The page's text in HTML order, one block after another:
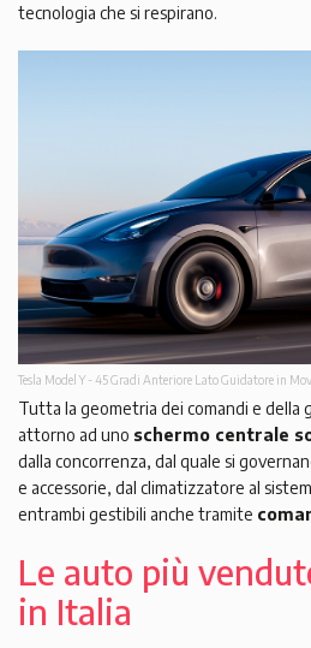
tecnologia che si respirano.
Tesla Model Y - 45 Gradi Anteriore Lato Guidatore in
Tutta la geometria dei comandi e della
attorno ad uno schermo centrale
dalla concorrenza, dal quale si
e accessorie, dal climatizzatore al
entrambi gestibili anche tramite
Le auto più
in Italia